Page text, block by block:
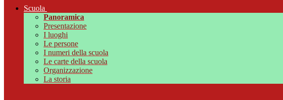
Scuola
Panoramica
Presentazione
I luoghi
Le persone
I numeri della scuola
Le carte della scuola
Organizzazione
La storia